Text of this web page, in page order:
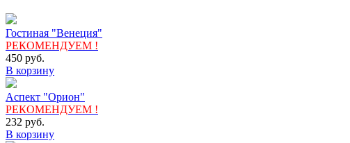
Гостиная "Венеция"
РЕКОМЕНДУЕМ !
450 руб.
В корзину
Аспект "Орион"
РЕКОМЕНДУЕМ !
232 руб.
В корзину